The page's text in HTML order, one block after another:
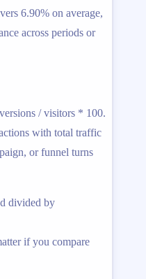
6.90% on average,
across periods or
/ visitors * 100.
with total traffic
or funnel turns
divided by
if you compare